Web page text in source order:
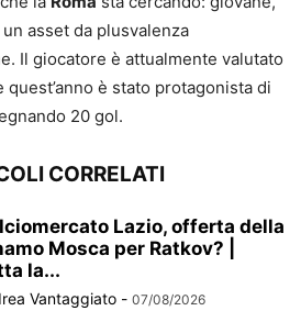
asset da plusvalenza
Il giocatore è attualmente valutato
quest’anno è stato protagonista di
20 gol.
CORRELATI
Lazio, offerta della
Mosca per Ratkov? |
la...
Vantaggiato - 07/08/2026